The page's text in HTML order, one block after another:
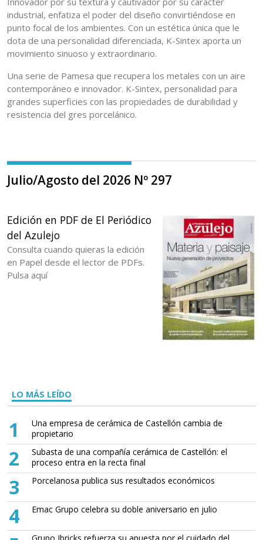
industrial, enfatiza el poder del diseño convirtiéndose en
punto focal de los ambientes. Con un estética única que le
dota de una personalidad diferenciada, K-Sintex aporta un
movimiento sinuoso y extraordinario.
Una serie de Pamesa que recupera los metales con un aire
contemporáneo e innovador. K-Sintex, personalidad para
grandes superficies con las propiedades de durabilidad y
resistencia del gres porcelánico.
Julio/Agosto del 2026 Nº 297
Edición en PDF de El Periódico
del Azulejo
Consulta cuando quieras la edición
en Papel desde el lector de PDFs.
Pulsa aquí
LO MÁS LEÍDO
1
Una empresa de cerámica de Castellón cambia de
propietario
2
Subasta de una compañía cerámica de Castellón: el
proceso entra en la recta final
3 Porcelanosa publica sus resultados económicos
4 Emac Grupo celebra su doble aniversario en julio